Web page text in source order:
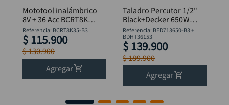
Mototool inalámbrico
8V + 36 Acc BCRT8K35
B&D
Referencia: BCRT8K35-B3
$ 115.900
$130.900
Agregar
Taladro Percutor 1/2"
Black+Decker 650W
BED713650-B3 +
Flexómetro
Referencia: BED713650-B3 +
BDHT36153
$ 139.900
$189.900
Agregar